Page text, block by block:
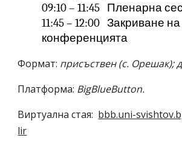
09:10 – 11:45 Пленарна
11:45 – 12:00 Закриване на
конференцията
Формат: присъствен (с. Орешак);
Платформа: BigBlueButton.
Виртуална стая: bbb.uni-
lir